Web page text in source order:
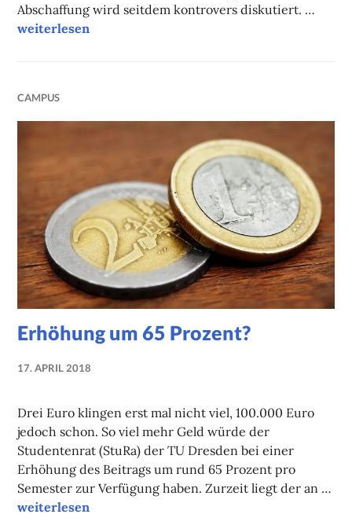
Abschaffung wird seitdem kontrovers diskutiert. …
Semesterticket: Warum MOBIbike wegfällt
weiterlesen
CAMPUS
Erhöhung um 65 Prozent?
17. APRIL 2018
Drei Euro klingen erst mal nicht viel, 100.000 Euro
jedoch schon. So viel mehr Geld würde der
Studentenrat (StuRa) der TU Dresden bei einer
Erhöhung des Beitrags um rund 65 Prozent pro
Semester zur Verfügung haben. Zurzeit liegt der an …
Erhöhung um 65 Prozent?
weiterlesen